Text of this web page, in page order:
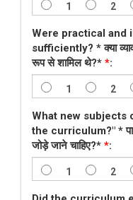
1 2
Were practical and
sufficiently? * क्या
रूप से शामिल थे?* *:
1 2
What new subjects
the curriculum?" *
जोड़े जाने चाहिए?* *:
1 2